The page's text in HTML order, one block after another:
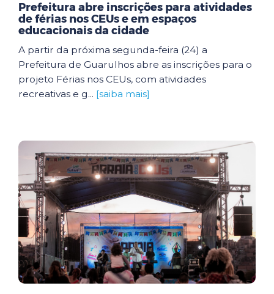
Prefeitura abre inscrições para atividades
de férias nos CEUs e em espaços
educacionais da cidade
A partir da próxima segunda-feira (24) a
Prefeitura de Guarulhos abre as inscrições para o
projeto Férias nos CEUs, com atividades
recreativas e g... [saiba mais]